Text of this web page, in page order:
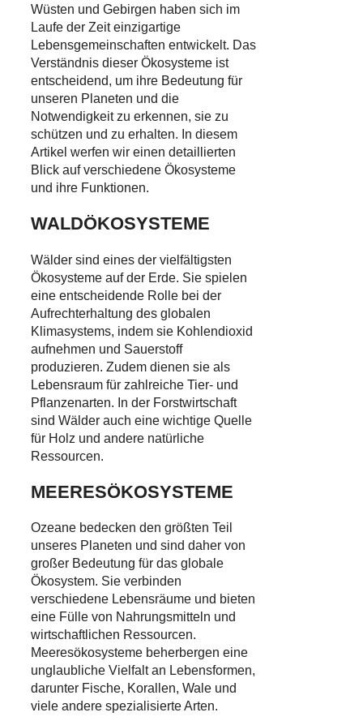
Wüsten und Gebirgen haben sich im
Laufe der Zeit einzigartige
Lebensgemeinschaften entwickelt. Das
Verständnis dieser Ökosysteme ist
entscheidend, um ihre Bedeutung für
unseren Planeten und die
Notwendigkeit zu erkennen, sie zu
schützen und zu erhalten. In diesem
Artikel werfen wir einen detaillierten
Blick auf verschiedene Ökosysteme
und ihre Funktionen.
WALDÖKOSYSTEME
Wälder sind eines der vielfältigsten
Ökosysteme auf der Erde. Sie spielen
eine entscheidende Rolle bei der
Aufrechterhaltung des globalen
Klimasystems, indem sie Kohlendioxid
aufnehmen und Sauerstoff
produzieren. Zudem dienen sie als
Lebensraum für zahlreiche Tier- und
Pflanzenarten. In der Forstwirtschaft
sind Wälder auch eine wichtige Quelle
für Holz und andere natürliche
Ressourcen.
MEERESÖKOSYSTEME
Ozeane bedecken den größten Teil
unseres Planeten und sind daher von
großer Bedeutung für das globale
Ökosystem. Sie verbinden
verschiedene Lebensräume und bieten
eine Fülle von Nahrungsmitteln und
wirtschaftlichen Ressourcen.
Meeresökosysteme beherbergen eine
unglaubliche Vielfalt an Lebensformen,
darunter Fische, Korallen, Wale und
viele andere spezialisierte Arten.